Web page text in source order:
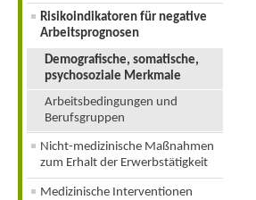
Risikoindikatoren für negative
Arbeitsprognosen
Demografische, somatische,
psychosoziale Merkmale
Arbeitsbedingungen und
Berufsgruppen
Nicht-medizinische Maßnahmen
zum Erhalt der Erwerbstätigkeit
Medizinische Interventionen